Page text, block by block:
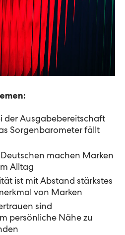
der Ausgabebereitschaft
Sorgenbarometer fällt
machen Marken
Alltag
ist mit Abstand stärkstes
von Marken
sind
persönliche Nähe zu